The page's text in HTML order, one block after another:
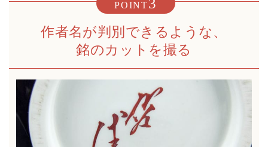
POINT
作者名が判別できるような、
銘のカットを撮る